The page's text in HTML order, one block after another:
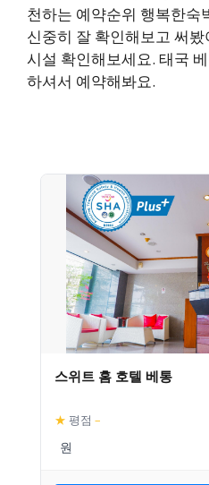
천하는 예약순위 행복한숙
신중히 잘 확인해보고 써
시설 확인해보세요. 태국
하셔서 예약해봐요.
스위트 홈 호텔 베통
★ 평점 –